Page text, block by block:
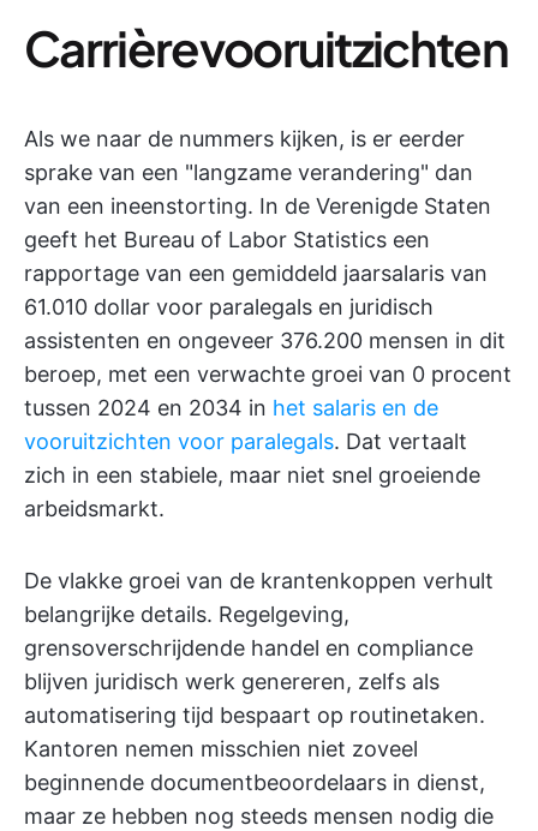
Carrièrevooruitzichten
Als we naar de nummers kijken, is er eerder
sprake van een "langzame verandering" dan
van een ineenstorting. In de Verenigde Staten
geeft het Bureau of Labor Statistics een
rapportage van een gemiddeld jaarsalaris van
61.010 dollar voor paralegals en juridisch
assistenten en ongeveer 376.200 mensen in dit
beroep, met een verwachte groei van 0 procent
tussen 2024 en 2034 in het salaris en de
vooruitzichten voor paralegals. Dat vertaalt
zich in een stabiele, maar niet snel groeiende
arbeidsmarkt.
De vlakke groei van de krantenkoppen verhult
belangrijke details. Regelgeving,
grensoverschrijdende handel en compliance
blijven juridisch werk genereren, zelfs als
automatisering tijd bespaart op routinetaken.
Kantoren nemen misschien niet zoveel
beginnende documentbeoordelaars in dienst,
maar ze hebben nog steeds mensen nodig die